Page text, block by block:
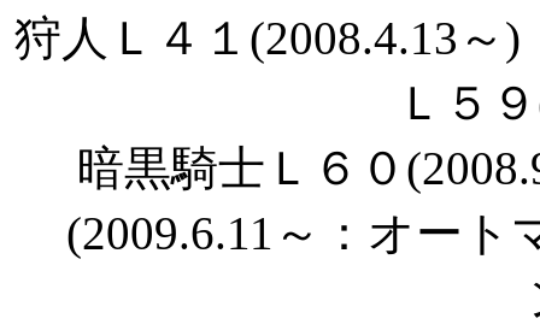
狩人Ｌ４１(2008.4.13～
Ｌ５
暗黒騎士Ｌ６０
(2009.6.11～：オー